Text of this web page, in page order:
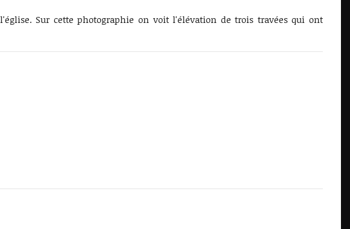
Sur cette photographie on voit l'élévation de trois travées qui ont